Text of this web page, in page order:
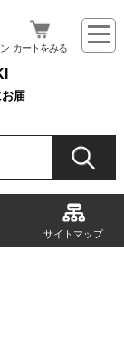
届
カートをみる
サイトマップ